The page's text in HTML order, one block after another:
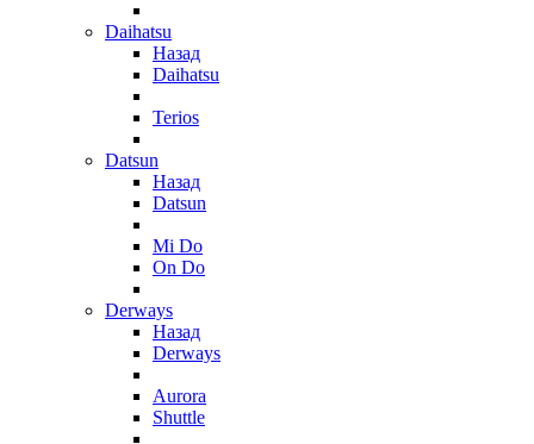
Daihatsu
Назад
Daihatsu
Terios
Datsun
Назад
Datsun
Mi Do
On Do
Derways
Назад
Derways
Aurora
Shuttle